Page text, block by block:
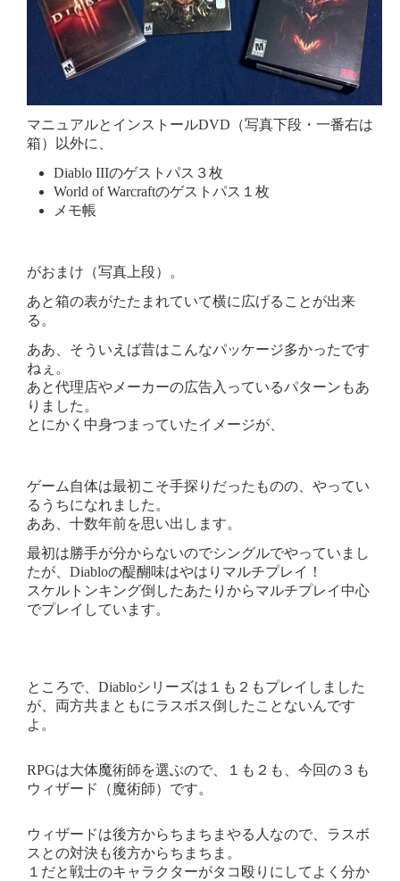
マニュアルとインストールDVD（写真下段・一番右は
箱）以外に、
Diablo IIIのゲストパス３枚
World of Warcraftのゲストパス１枚
メモ帳
がおまけ（写真上段）。
あと箱の表がたたまれていて横に広げることが出来
る。
ああ、そういえば昔はこんなパッケージ多かったです
ねぇ。
あと代理店やメーカーの広告入っているパターンもあ
りました。
とにかく中身つまっていたイメージが、
ゲーム自体は最初こそ手探りだったものの、やってい
るうちになれました。
ああ、十数年前を思い出します。
最初は勝手が分からないのでシングルでやっていまし
たが、Diabloの醍醐味はやはりマルチプレイ！
スケルトンキング倒したあたりからマルチプレイ中心
でプレイしています。
ところで、Diabloシリーズは１も２もプレイしました
が、両方共まともにラスボス倒したことないんです
よ。
RPGは大体魔術師を選ぶので、１も２も、今回の３も
ウィザード（魔術師）です。
ウィザードは後方からちまちまやる人なので、ラスボ
スとの対決も後方からちまちま。
１だと戦士のキャラクターがタコ殴りにしてよく分か